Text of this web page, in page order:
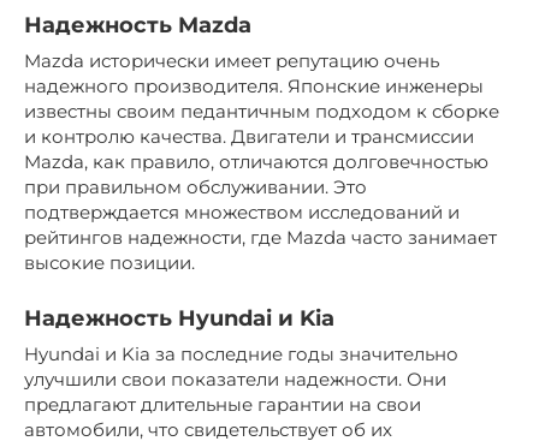
Надежность Mazda
Mazda исторически имеет репутацию очень
надежного производителя. Японские инженеры
известны своим педантичным подходом к сборке
и контролю качества. Двигатели и трансмиссии
Mazda, как правило, отличаются долговечностью
при правильном обслуживании. Это
подтверждается множеством исследований и
рейтингов надежности, где Mazda часто занимает
высокие позиции.
Надежность Hyundai и Kia
Hyundai и Kia за последние годы значительно
улучшили свои показатели надежности. Они
предлагают длительные гарантии на свои
автомобили, что свидетельствует об их